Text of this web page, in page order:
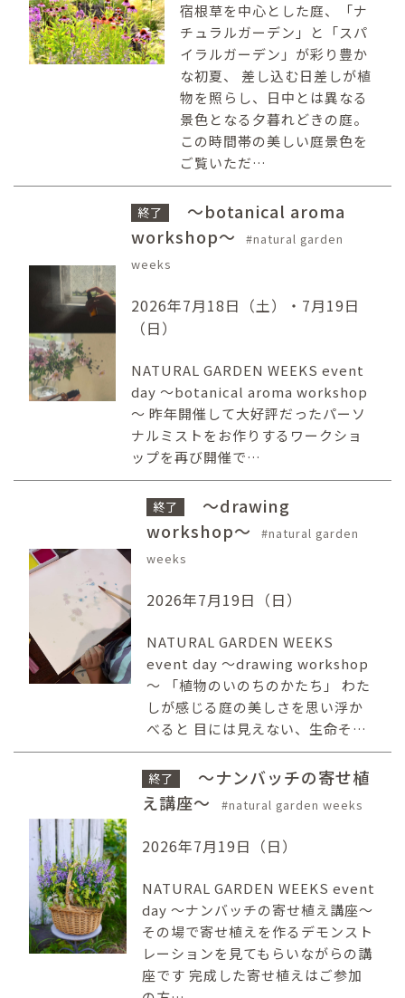
宿根草を中心とした庭、「ナ
チュラルガーデン」と「スパ
イラルガーデン」が彩り豊か
な初夏、 差し込む日差しが植
物を照らし、日中とは異なる
景色となる夕暮れどきの庭。
この時間帯の美しい庭景色を
ご覧いただ…
終了
～botanical aroma
workshop～
natural garden
weeks
2026年7月18日（土）・7月19日
（日）
NATURAL GARDEN WEEKS event
day ～botanical aroma workshop
～ 昨年開催して大好評だったパーソ
ナルミストをお作りするワークショ
ップを再び開催で…
終了
～drawing
workshop～
natural garden
weeks
2026年7月19日（日）
NATURAL GARDEN WEEKS
event day ～drawing workshop
～ 「植物のいのちのかたち」 わた
しが感じる庭の美しさを思い浮か
べると 目には見えない、生命そ…
終了
～ナンバッチの寄せ植
え講座～
natural garden weeks
2026年7月19日（日）
NATURAL GARDEN WEEKS event
day 〜ナンバッチの寄せ植え講座〜
その場で寄せ植えを作るデモンスト
レーションを見てもらいながらの講
座です 完成した寄せ植えはご参加